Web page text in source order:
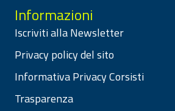
Informazioni
Iscriviti alla Newsletter
Privacy policy del sito
Informativa Privacy Corsisti
Trasparenza